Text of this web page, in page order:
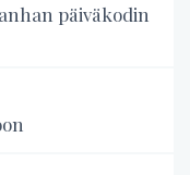
päiväkodin